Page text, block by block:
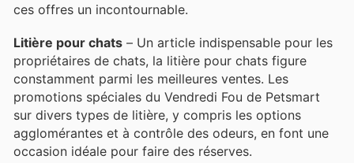
ces offres un incontournable.
Litière pour chats – Un article indispensable pour les
propriétaires de chats, la litière pour chats figure
constamment parmi les meilleures ventes. Les
promotions spéciales du Vendredi Fou de Petsmart
sur divers types de litière, y compris les options
agglomérantes et à contrôle des odeurs, en font une
occasion idéale pour faire des réserves.